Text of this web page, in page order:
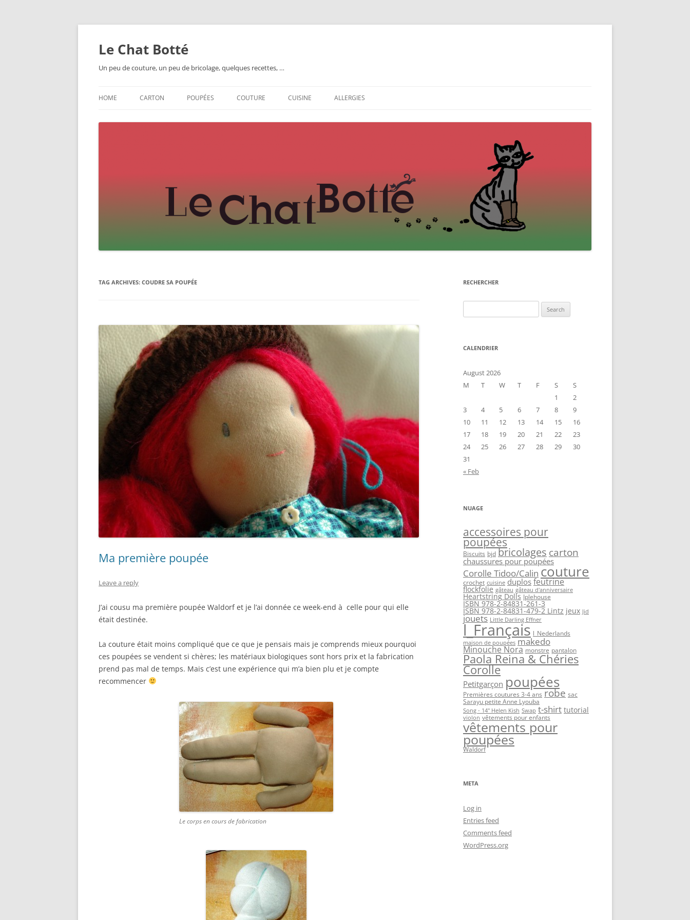
Skip
Le Chat Botté
Un peu de couture, un peu de bricolage, quelques recettes, …
HOME CARTON POUPÉES COUTURE CUISINE ALLERGIES
TAG ARCHIVES: COUDRE SA POUPÉE
Ma première poupée
Leave a reply
J’ai cousu ma première poupée Waldorf et je l’ai donnée ce week-end à celle pour qui elle
était destinée.
La couture était moins compliqué que ce que je pensais mais je comprends mieux pourquoi
ces poupées se vendent si chères; les matériaux biologiques sont hors prix et la fabrication
prend pas mal de temps. Mais c’est une expérience qui m’a bien plu et je compte
recommencer
Le corps en cours de fabrication
RECHERCHER
for:
CALENDRIER
August 2026
M
T W T F S
S
1
2
3
4 5 6 7 8
9
10
11 12 13 14 15
16
17
18 19 20 21 22
23
24
25 26 27 28 29
30
31
« Feb
NUAGE
accessoires pour
poupées
Biscuits bjd bricolages carton
chaussures pour poupées
Corolle Tidoo/Calin couture
crochet cuisine duplos feutrine
flockfolie gâteau gâteau d'anniversaire
Heartstring Dolls Iplehouse
ISBN 978-2-84831-261-3
ISBN 978-2-84831-479-2 Lintz jeux Jid
jouets Little Darling Effner
l_Français l_Nederlands
maison de poupées makedo
Minouche Nora monstre pantalon
Paola Reina & Chéries
Corolle
Petitgarçon poupées
Premières coutures 3-4 ans robe sac
Sarayu petite Anne Lyouba
Song - 14" Helen Kish Swap t-shirt tutorial
violon vêtements pour enfants
vêtements pour
poupées
Waldorf
META
Log in
Entries feed
Comments feed
WordPress.org